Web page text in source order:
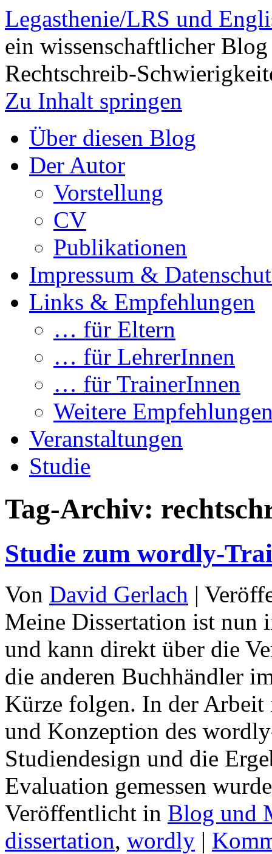
Legasthenie/LRS und
ein wissenschaftlicher
Rechtschreib-
Zu Inhalt springen
Über diesen Blog
Der Autor
Vorstellung
CV
Publikationen
Impressum &
Links & Empfehlungen
… für Eltern
… für LehrerInnen
… für TrainerInnen
Weitere
Veranstaltungen
Studie
Tag-Archiv:
Studie zum wordly-
Von David Gerlach |
Meine Dissertation ist nun
und kann direkt über die
die anderen Buchhändler
Kürze folgen. In der Arbeit
und Konzeption des
Studiendesign und die
Evaluation gemessen
Veröffentlicht in Blog und
dissertation, wordly |